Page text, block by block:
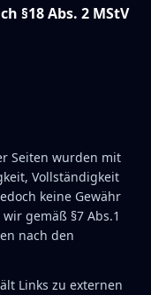
§18 Abs. 2 MStV
Seiten wurden mit
Vollständigkeit
keine Gewähr
gemäß §7 Abs.1
nach den
Links zu externen